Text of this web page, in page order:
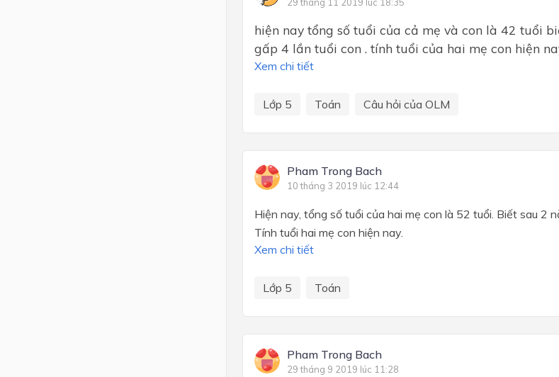
hiện nay tổng số tuổi của cả mẹ và con là 42 tuổi
gấp 4 lần tuổi con . tính tuổi của hai mẹ con hiện
Xem chi tiết
Lớp 5 Toán Câu hỏi của OLM
Pham Trong Bach
10 tháng 3 2019 lúc 12:44
Hiện nay, tổng số tuổi của hai mẹ con là 52 tuổi. Biết sau 2
Tính tuổi hai mẹ con hiện nay.
Xem chi tiết
Lớp 5 Toán
Pham Trong Bach
29 tháng 9 2019 lúc 11:28